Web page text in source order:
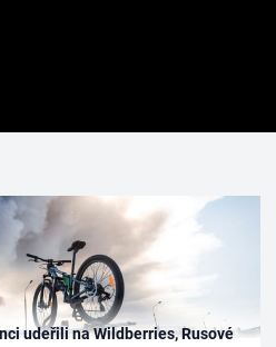
udeřili na Wildberries, Rusové